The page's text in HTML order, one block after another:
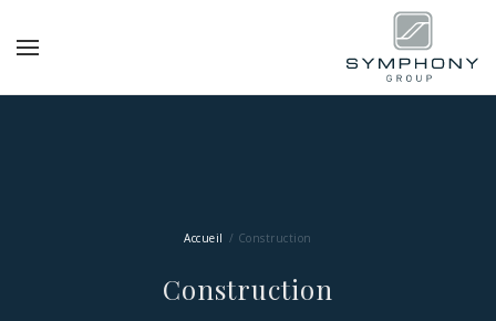
Accueil Construction
Construction